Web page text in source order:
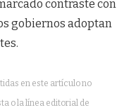
contraste con
gobiernos adoptan
en este artículo no
o la línea editorial de